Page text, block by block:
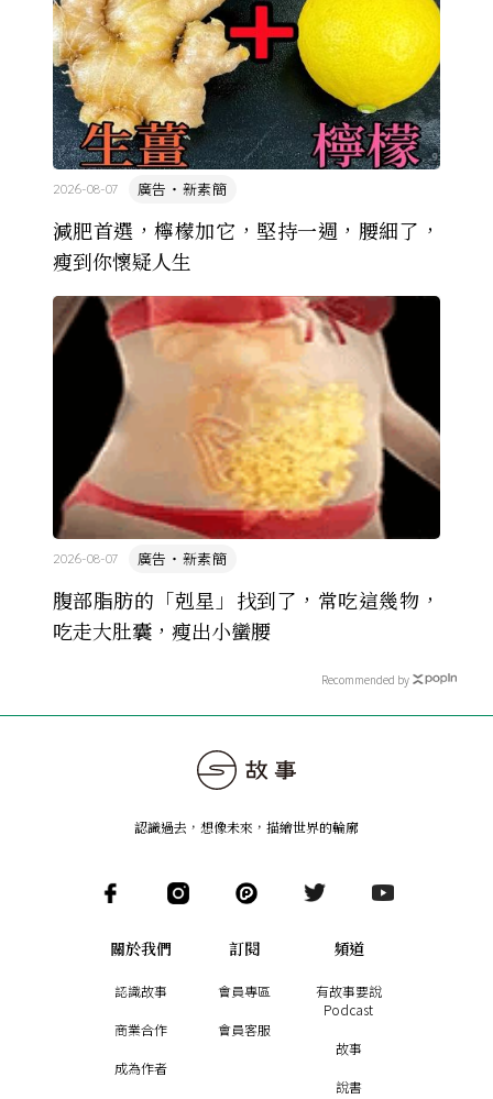
減肥首選，檸檬加它，堅持一週，腰細了，
瘦到你懷疑人生
廣告・新素簡
2026-08-07
腹部脂肪的「剋星」找到了，常吃這幾物，
吃走大肚囊，瘦出小蠻腰
廣告・新素簡
2026-08-07
Recommended by
認識過去，想像未來 ， 描繪世界的輪廓
關於我們
認識故事
商業合作
成為作者
訂閱
會員專區
會員客服
頻道
有故事要說
Podcast
故事
說書